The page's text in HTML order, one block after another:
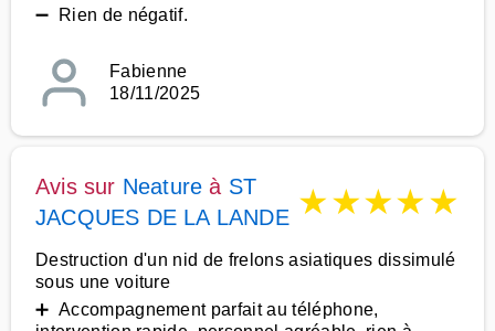
➖ Rien de négatif.
Fabienne
18/11/2025
Avis sur Neature à ST
JACQUES DE LA LANDE ★★★★★
Destruction d'un nid de frelons asiatiques dissimulé
sous une voiture
➕ Accompagnement parfait au téléphone,